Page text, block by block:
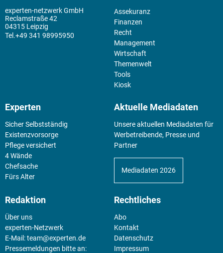
experten-netzwerk GmbH
Reclamstraße 42
04315 Leipzig
+49 341 98995950
Assekuranz
Finanzen
Recht
Management
Wirtschaft
Themenwelt
Tools
Kiosk
Experten
Sicher Selbstständig
Existenz­vorsorge
Pflege versichert
4 Wände
Chefsache
Fürs Alter
Aktuelle Mediadaten
Unsere aktuellen Mediadaten für
Werbetreibende, Presse und
Partner
Mediadaten 2026
Redaktion
Über uns
experten-Netzwerk
E-Mail:team@experten.de
Pressemeldungen bitte an:
Rechtliches
Abo
Kontakt
Datenschutz
Impressum